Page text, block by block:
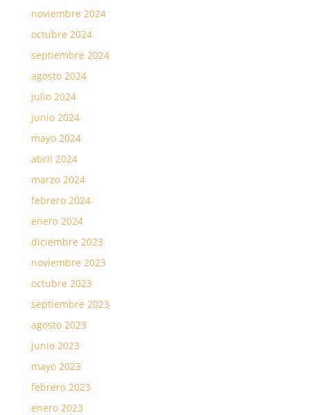
noviembre 2024
octubre 2024
septiembre 2024
agosto 2024
julio 2024
junio 2024
mayo 2024
abril 2024
marzo 2024
febrero 2024
enero 2024
diciembre 2023
noviembre 2023
octubre 2023
septiembre 2023
agosto 2023
junio 2023
mayo 2023
febrero 2023
enero 2023